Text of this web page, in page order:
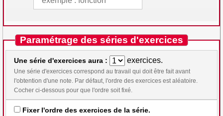
Paramétrage des séries d'exercices
Une série d'exercices aura : exercices.
Une série d'exercices correspond au travail qui doit être fait avant
l'obtention d'une note. Par défaut, l'ordre des exercices est aléatoire.
Cocher ci-dessous pour que l'ordre soit fixé.
Fixer l'ordre des exercices de la série.